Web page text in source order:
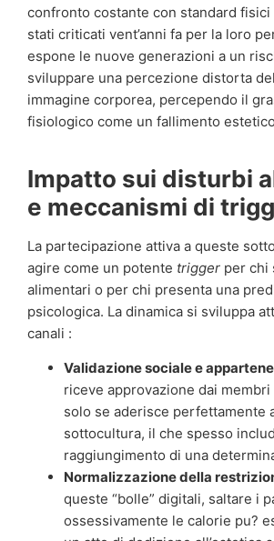
confronto costante con standard fisici
stati criticati vent’anni fa per la loro
espone le nuove generazioni a un
sviluppare una percezione distorta
immagine corporea, percependo il
fisiologico come un fallimento
Impatto sui disturbi
e meccanismi di
La partecipazione attiva a queste
agire come un potente trigger per chi
alimentari o per chi presenta una
psicologica. La dinamica si sviluppa
canali :
Validazione sociale e
riceve approvazione dai
solo se aderisce perfettamente
sottocultura, il che spesso
raggiungimento di una
Normalizzazione della
queste “bolle” digitali, saltare i
ossessivamente le calorie pu?